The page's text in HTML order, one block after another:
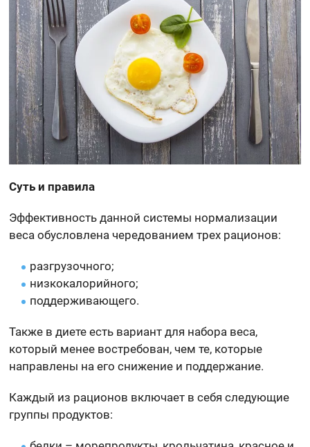
Суть и правила
Эффективность данной системы нормализации
веса обусловлена чередованием трех рационов:
разгрузочного;
низкокалорийного;
поддерживающего.
Также в диете есть вариант для набора веса,
который менее востребован, чем те, которые
направлены на его снижение и поддержание.
Каждый из рационов включает в себя следующие
группы продуктов: